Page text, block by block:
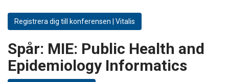
Registrera dig till konferensen | Vitalis
Spår: MIE: Public Health and
Epidemiology Informatics